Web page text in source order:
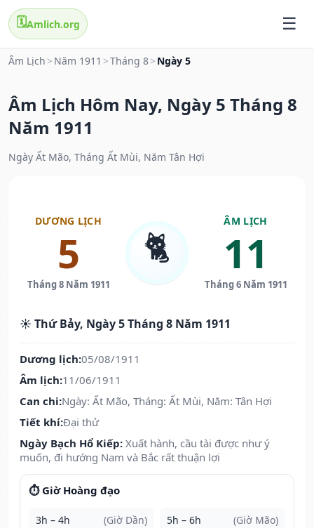
🗓️Amlich.org
Âm Lịch > Năm 1911 >Tháng 8> Ngày 5
Âm Lịch Hôm Nay, Ngày 5 Tháng 8
Năm 1911
Ngày Ất Mão, Tháng Ất Mùi, Năm Tân Hợi
DƯƠNG LỊCH
5
Tháng 8 Năm 1911
🐈
ÂM LỊCH
11
Tháng 6 Năm 1911
☀️ Thứ Bảy, Ngày 5 Tháng 8 Năm 1911
Dương lịch:05/08/1911
Âm lịch:11/06/1911
Can chi:Ngày: Ất Mão, Tháng: Ất Mùi, Năm: Tân Hợi
Tiết khí:Đại thử
Ngày Bạch Hổ Kiếp: Xuất hành, cầu tài được như ý
muốn, đi hướng Nam và Bắc rất thuận lợi
⏱️ Giờ Hoàng đạo
3h – 4h (Giờ Dần) 5h – 6h (Giờ Mão)